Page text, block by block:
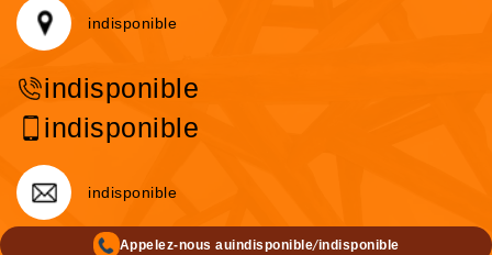
indisponible
indisponible
indisponible
indisponible
Appelez-nous auindisponible/indisponible